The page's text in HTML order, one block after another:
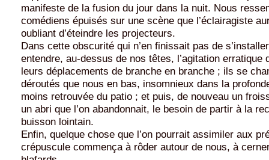
manifeste de la fusion du jour dans la nuit. Nous
comédiens épuisés sur une scène que l’éclairagiste
oubliant d’éteindre les projecteurs.
Dans cette obscurité qui n’en finissait pas de
entendre, au-dessus de nos têtes, l’agitation erratique
leurs déplacements de branche en branche ; ils se
déroutés que nous en bas, insomnieux dans la
moins retrouvée du patio ; et puis, de nouveau un
un abri que l’on abandonnait, le besoin de partir à la
buisson lointain.
Enfin, quelque chose que l’on pourrait assimiler aux
crépuscule commença à rôder autour de nous, à